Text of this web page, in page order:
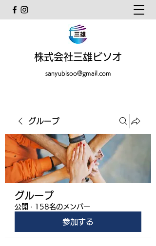
株式会社三雄ビソオ
sanyubisoo@gmail.com
グループ
グループ
公開 · 158名のメンバー
参加する